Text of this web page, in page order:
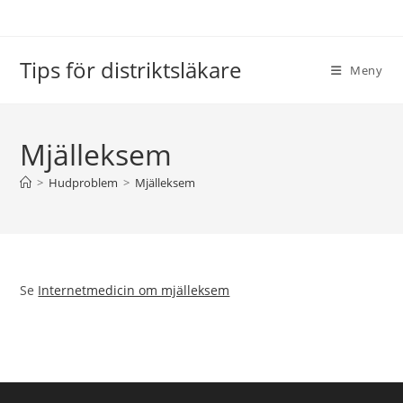
Tips för distriktsläkare Meny
Mjälleksem
> Hudproblem > Mjälleksem
Se Internetmedicin om mjälleksem